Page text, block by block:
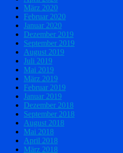
März 2020
Februar 2020
Januar 2020
Dezember 2019
September 2019
August 2019
Juli 2019
Mai 2019
März 2019
Februar 2019
Januar 2019
Dezember 2018
September 2018
August 2018
Mai 2018
April 2018
März 2018